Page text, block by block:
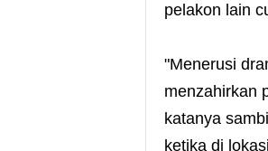
pelakon lain
"Menerusi
menzahirkan
katanya
ketika di